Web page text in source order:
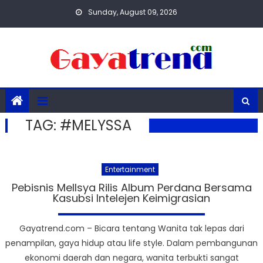
Sunday, August 09, 2026
TAG: #MELYSSA
Entertainment
Pebisnis Mellsya Rilis Album Perdana Bersama
Kasubsi Intelejen Keimigrasian
Gayatrend.com – Bicara tentang Wanita tak lepas dari
penampilan, gaya hidup atau life style. Dalam pembangunan
ekonomi daerah dan negara, wanita terbukti sangat